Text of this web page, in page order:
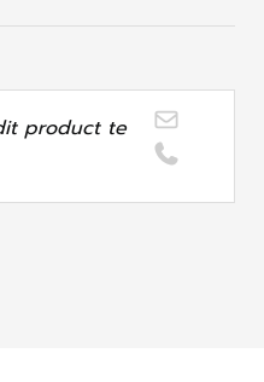
product te